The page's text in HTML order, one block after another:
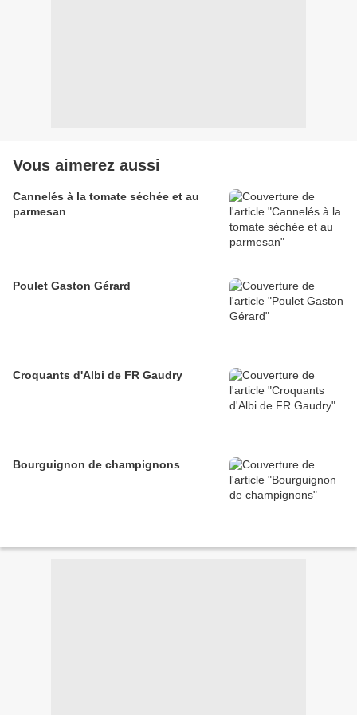
Vous aimerez aussi
Cannelés à la tomate séchée et au
parmesan
Poulet Gaston Gérard
Croquants d'Albi de FR Gaudry
Bourguignon de champignons